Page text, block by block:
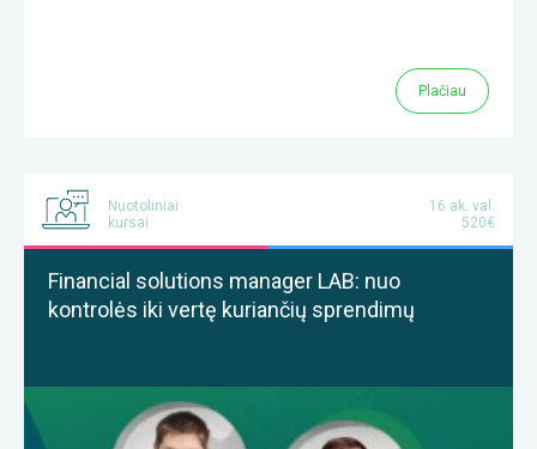
Plačiau
Nuotoliniai
kursai
16 ak. val.
520€
Financial solutions manager LAB: nuo
kontrolės iki vertę kuriančių sprendimų